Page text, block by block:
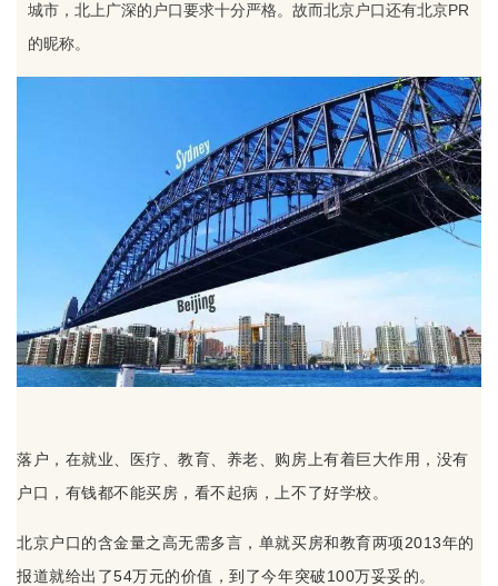
城市，北上广深的户口要求十分严格。 故而北京户口还有北京PR
的昵称。
落户，在就业、医疗、教育、养老、购房上有着巨大作用，没有
户口，有钱都不能买房，看不起病，上不了好学校。
北京户口的含金量之高无需多言，单就买房和教育两项2013年的
报道就给出了54万元的价值，到了今年突破100万妥妥的。